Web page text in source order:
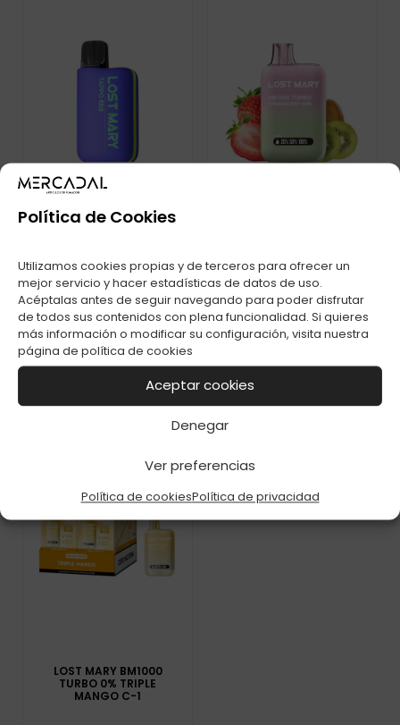
Política de Cookies
Utilizamos cookies propias y de terceros para ofrecer un
mejor servicio y hacer estadísticas de datos de uso.
Acéptalas antes de seguir navegando para poder disfrutar
de todos sus contenidos con plena funcionalidad. Si quieres
más información o modificar su configuración, visita nuestra
página de política de cookies
Aceptar cookies
Denegar
Ver preferencias
Política de cookiesPolítica de privacidad
DISPOSITIVO+RECARGA
TAPPO AIR LOST
MARY LEMON LIME
LOST MARY BM1000
TURBO
STRAWBERRY KIWI
20MG C-1
LOST MARY BM1000
TURBO 0% TRIPLE
MANGO C-1